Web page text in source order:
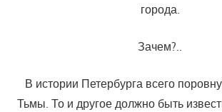
города.
Зачем?..
В истории Петербурга всего
Тьмы. То и дру­гое должно быть